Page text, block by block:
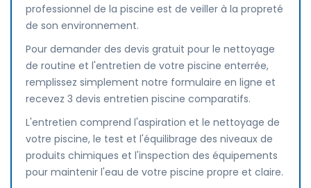
professionnel de la piscine est de veiller à la propreté
de son environnement.
Pour demander des devis gratuit pour le nettoyage
de routine et l'entretien de votre piscine enterrée,
remplissez simplement notre formulaire en ligne et
recevez 3 devis entretien piscine comparatifs.
L'entretien comprend l'aspiration et le nettoyage de
votre piscine, le test et l'équilibrage des niveaux de
produits chimiques et l'inspection des équipements
pour maintenir l'eau de votre piscine propre et claire.